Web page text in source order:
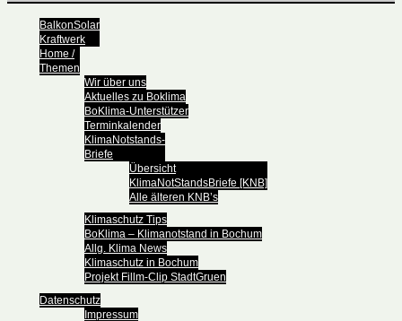
BalkonSolar
Kraftwerk
Home /
Themen
Wir über uns
Aktuelles zu Boklima
BoKlima-Unterstützer
Terminkalender
KlimaNotstands-
Briefe
Übersicht
KlimaNotStandsBriefe [KNB]
Alle älteren KNB’s
Klimaschutz Tips
BoKlima – Klimanotstand in Bochum
Allg. Klima News
Klimaschutz in Bochum
Projekt Fillm-Clip StadtGruen
Datenschutz
Impressum